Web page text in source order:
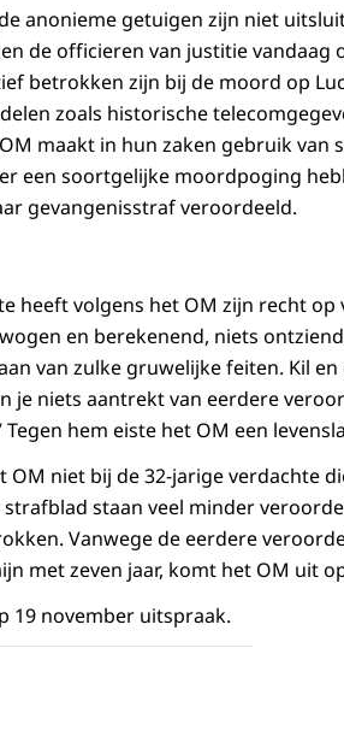
anonieme getuigen zijn niet
de officieren van justitie
betrokken zijn bij de moord op
zoals historische
maakt in hun zaken gebruik van
een soortgelijke moordpoging
gevangenisstraf veroordeeld.
heeft volgens het OM zijn recht op
en berekenend, niets
van zulke gruwelijke feiten. Kil
je niets aantrekt van eerdere
hem eiste het OM een
OM niet bij de 32-jarige verdachte
strafblad staan veel minder
Vanwege de eerdere
met zeven jaar, komt het OM uit
19 november uitspraak.